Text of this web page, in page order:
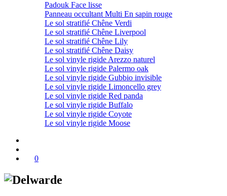
Padouk Face lisse
Panneau occultant Multi En sapin rouge
Le sol stratifié Chêne Verdi
Le sol stratifié Chêne Liverpool
Le sol stratifié Chêne Lily
Le sol stratifié Chêne Daisy
Le sol vinyle rigide Arezzo naturel
Le sol vinyle rigide Palermo oak
Le sol vinyle rigide Gubbio invisible
Le sol vinyle rigide Limoncello grey
Le sol vinyle rigide Red panda
Le sol vinyle rigide Buffalo
Le sol vinyle rigide Coyote
Le sol vinyle rigide Moose
0